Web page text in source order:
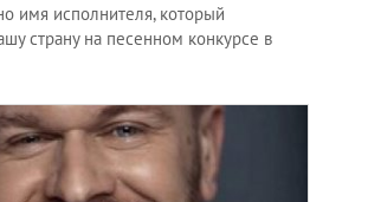
имя исполнителя, который
страну на песенном конкурсе в